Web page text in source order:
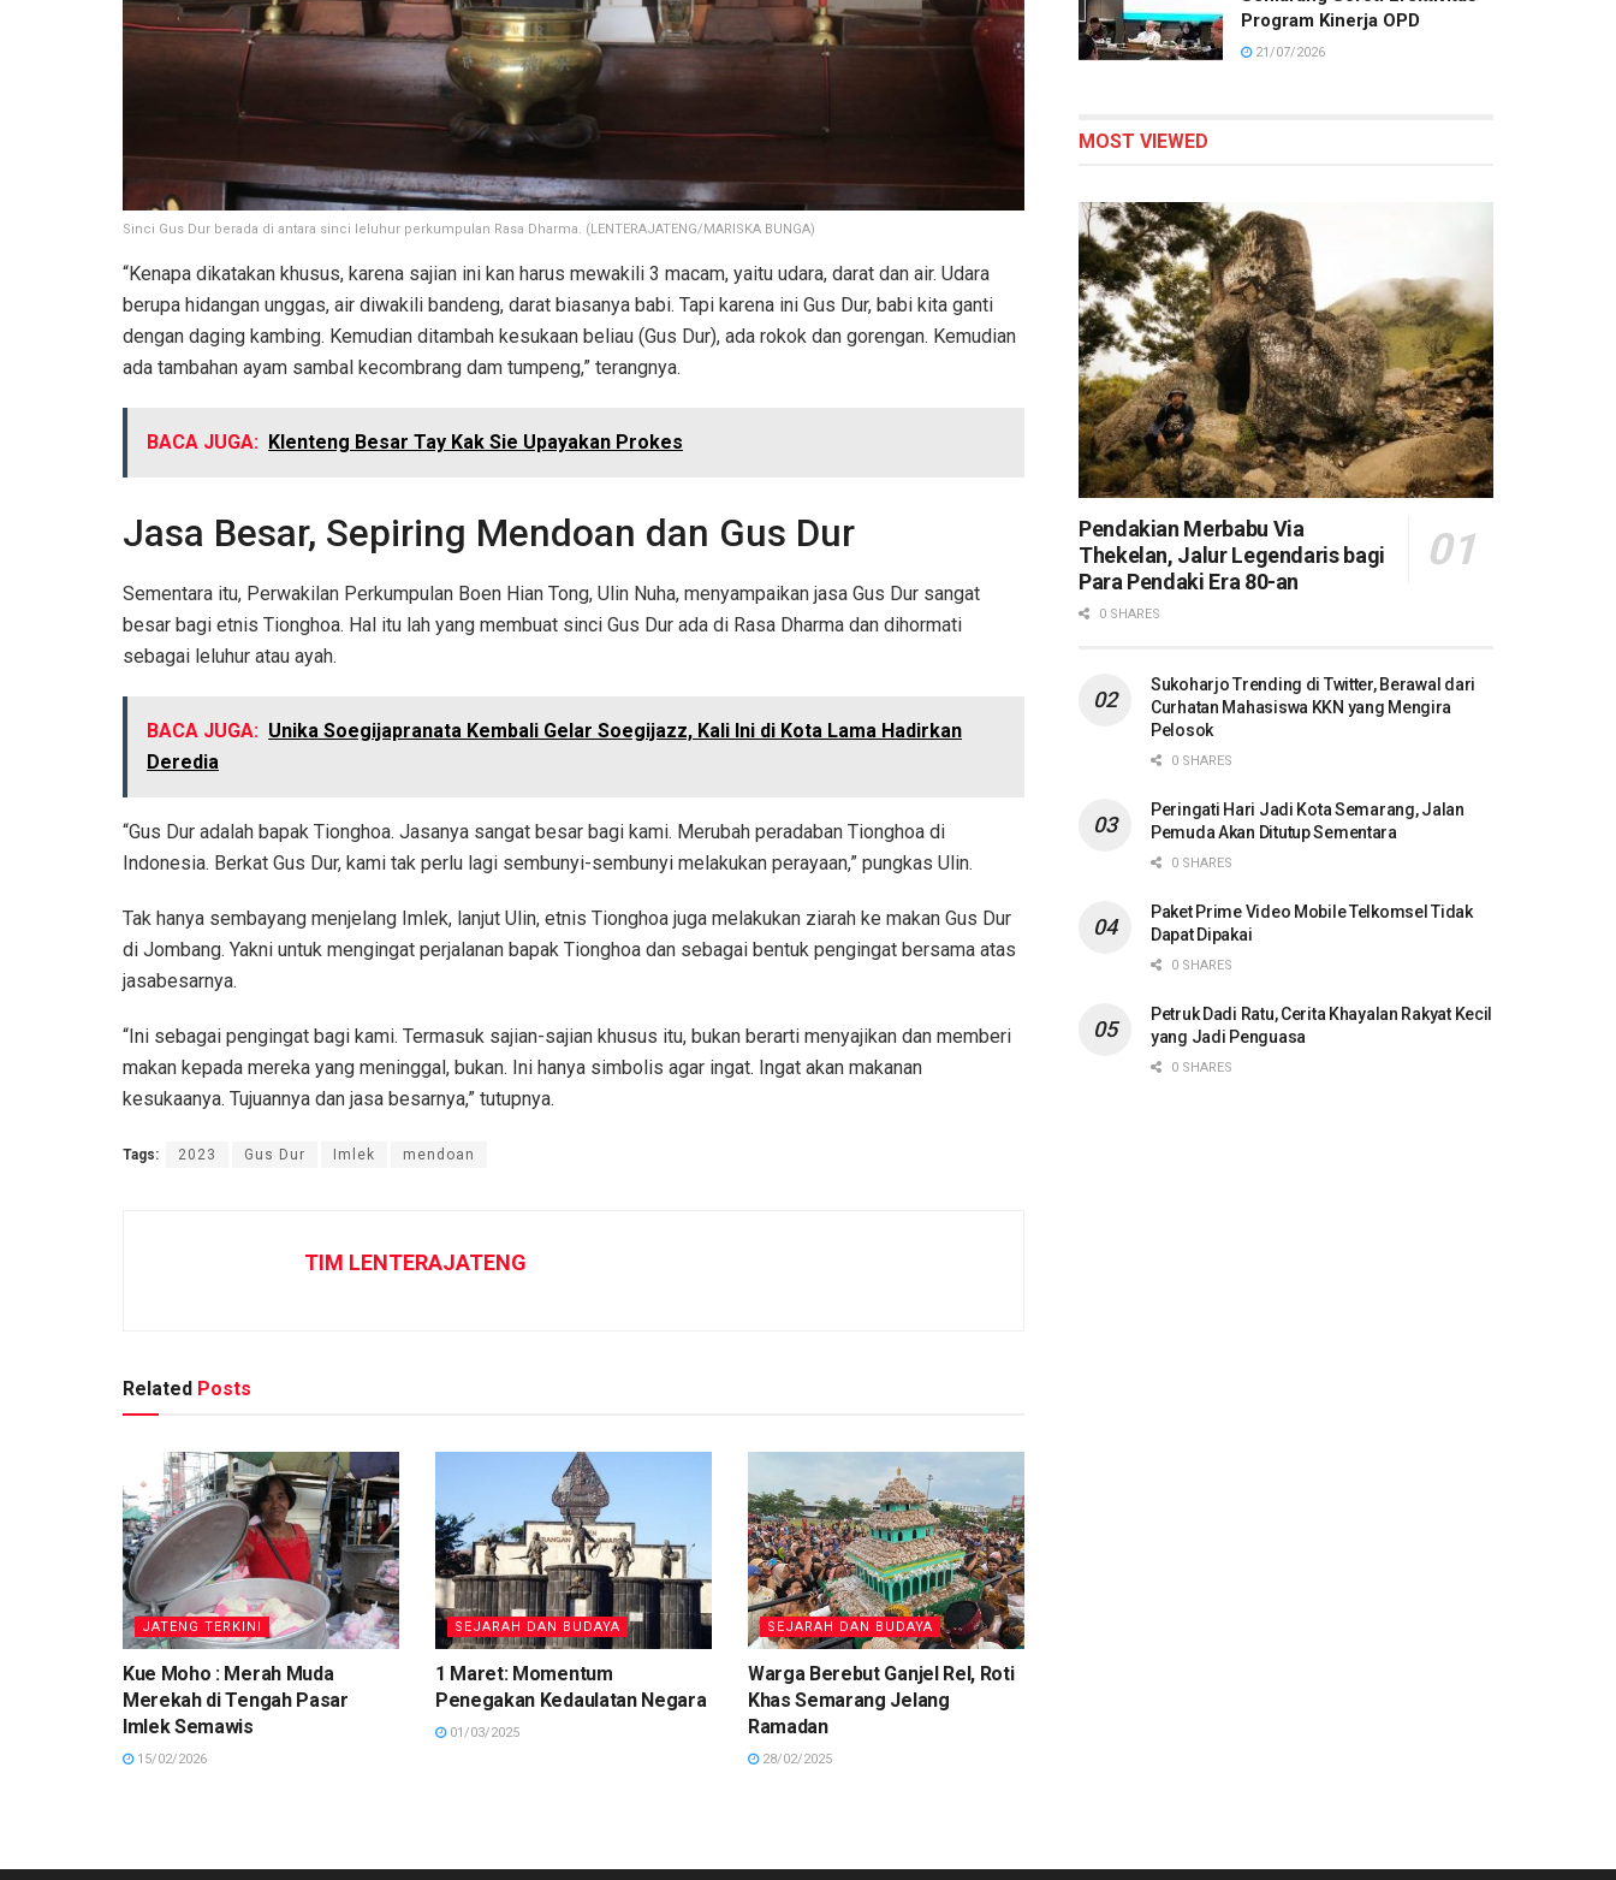
Sinci Gus Dur berada di antara sinci leluhur perkumpulan Rasa Dharma. (LENTERAJATENG/MARISKA BUNGA)
“Kenapa dikatakan khusus, karena sajian ini kan harus mewakili 3 macam, yaitu udara, darat dan air. Udara
berupa hidangan unggas, air diwakili bandeng, darat biasanya babi. Tapi karena ini Gus Dur, babi kita ganti
dengan daging kambing. Kemudian ditambah kesukaan beliau (Gus Dur), ada rokok dan gorengan. Kemudian
ada tambahan ayam sambal kecombrang dam tumpeng,” terangnya.
BACA JUGA: Klenteng Besar Tay Kak Sie Upayakan Prokes
Jasa Besar, Sepiring Mendoan dan Gus Dur
Sementara itu, Perwakilan Perkumpulan Boen Hian Tong, Ulin Nuha, menyampaikan jasa Gus Dur sangat
besar bagi etnis Tionghoa. Hal itu lah yang membuat sinci Gus Dur ada di Rasa Dharma dan dihormati
sebagai leluhur atau ayah.
BACA JUGA: Unika Soegijapranata Kembali Gelar Soegijazz, Kali Ini di Kota Lama Hadirkan
Deredia
“Gus Dur adalah bapak Tionghoa. Jasanya sangat besar bagi kami. Merubah peradaban Tionghoa di
Indonesia. Berkat Gus Dur, kami tak perlu lagi sembunyi-sembunyi melakukan perayaan,” pungkas Ulin.
Tak hanya sembayang menjelang Imlek, lanjut Ulin, etnis Tionghoa juga melakukan ziarah ke makan Gus Dur
di Jombang. Yakni untuk mengingat perjalanan bapak Tionghoa dan sebagai bentuk pengingat bersama atas
jasabesarnya.
“Ini sebagai pengingat bagi kami. Termasuk sajian-sajian khusus itu, bukan berarti menyajikan dan memberi
makan kepada mereka yang meninggal, bukan. Ini hanya simbolis agar ingat. Ingat akan makanan
kesukaanya. Tujuannya dan jasa besarnya,” tutupnya.
Tags: 2023 Gus Dur Imlek mendoan
TIM LENTERAJATENG
Related Posts
JATENG TERKINI
Kue Moho : Merah Muda
Merekah di Tengah Pasar
Imlek Semawis
15/02/2026
SEJARAH DAN BUDAYA
1 Maret: Momentum
Penegakan Kedaulatan Negara
01/03/2025
SEJARAH DAN BUDAYA
Warga Berebut Ganjel Rel, Roti
Khas Semarang Jelang
Ramadan
28/02/2025
Program Kinerja OPD
21/07/2026
MOST VIEWED
Pendakian Merbabu Via
Thekelan, Jalur Legendaris bagi
Para Pendaki Era 80-an
0 SHARES
Sukoharjo Trending di Twitter, Berawal dari
Curhatan Mahasiswa KKN yang Mengira
Pelosok
0 SHARES
Peringati Hari Jadi Kota Semarang, Jalan
Pemuda Akan Ditutup Sementara
0 SHARES
Paket Prime Video Mobile Telkomsel Tidak
Dapat Dipakai
0 SHARES
Petruk Dadi Ratu, Cerita Khayalan Rakyat Kecil
yang Jadi Penguasa
0 SHARES